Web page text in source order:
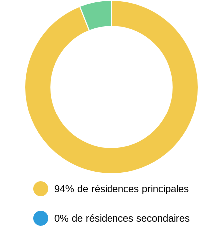
94% de résidences principales
0% de résidences secondaires